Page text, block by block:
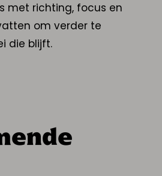
met richting, focus en
om verder te
die blijft.